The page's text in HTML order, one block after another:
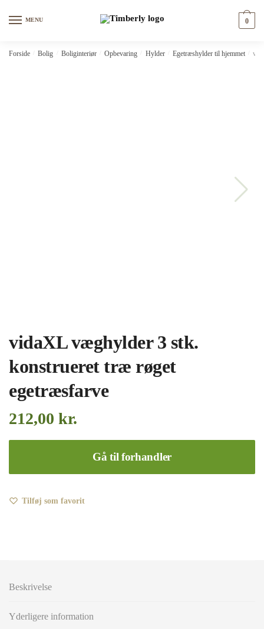
MENU 0
Forside Bolig Boliginteriør Opbevaring Hylder Egetræshylder til hjemmet
vidaXL væghylder 3 stk.
konstrueret træ røget
egetræsfarve
212,00 kr.
Gå til forhandler
Tilføj som favorit
Beskrivelse
Yderligere information